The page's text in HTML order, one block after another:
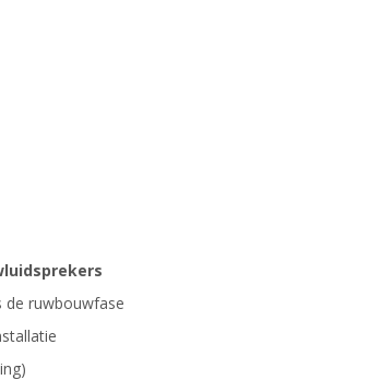
de ruwbouwfase